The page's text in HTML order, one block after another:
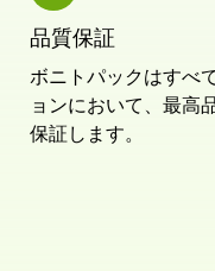
品質保証
ボニトパックはすべ
ョンにおいて、最高
保証します。